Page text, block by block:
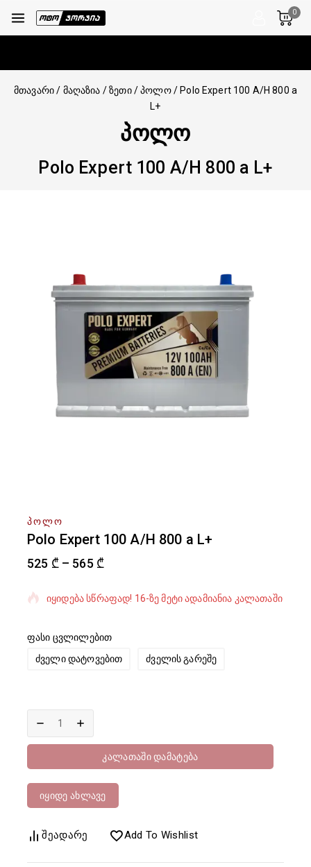
0
მთავარი / მაღაზია /ზეთი /პოლო / Polo Expert 100 A/H 800 a
L+
ᲞᲝᲚᲝ
Polo Expert 100 A/H 800 a L+
ᲞᲝᲚᲝ
Polo Expert 100 A/H 800 a L+
525 ₾ – 565 ₾
ბოლო 16 საათში გაყიდული 5 პროდუქტი
იყიდება სწრაფად! 16-ზე მეტი ადამიანია კალათაში
ფასი ცვლილებით
ძველი დატოვებით
ძველის გარეშე
Კალათაში Დამატება
Იყიდე Ახლავე
Შეადარე Add To Wishlist